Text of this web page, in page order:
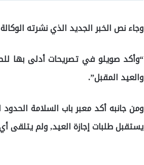
وجاء نص الخبر الجديد الذي نشرته
“وأكد صويلو في تصريحات أدلى بها
والعيد المقبل”.
ومن جانبه أكد معبر باب السلامة
يستقبل طلبات إجازة العيد, ولم يتلقى